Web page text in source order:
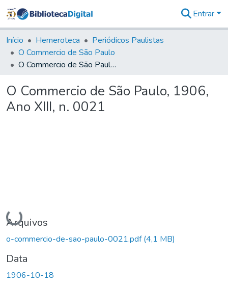
&
Coleções
Tudo na
Biblioteca
Estatísticas
Entrar
Início Hemeroteca
Periódicos Paulistas
O Commercio de São Paulo
O Commercio de São Paulo, 1906, Ano XIII, n. 0021
O Commercio de São Paulo, 1906,
Ano XIII, n. 0021
Carregando...
Arquivos
o-commercio-de-sao-paulo-0021.pdf(4,1 MB)
Data
1906-10-18